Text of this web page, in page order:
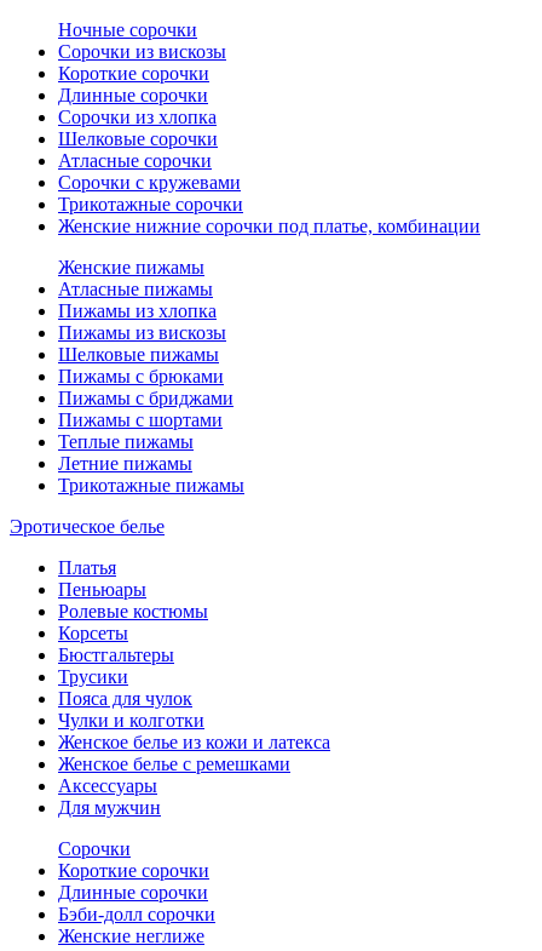
Ночные сорочки
Сорочки из вискозы
Короткие сорочки
Длинные сорочки
Сорочки из хлопка
Шелковые сорочки
Атласные сорочки
Сорочки с кружевами
Трикотажные сорочки
Женские нижние сорочки под платье, комбинации
Женские пижамы
Атласные пижамы
Пижамы из хлопка
Пижамы из вискозы
Шелковые пижамы
Пижамы с брюками
Пижамы с бриджами
Пижамы с шортами
Теплые пижамы
Летние пижамы
Трикотажные пижамы
Эротическое белье
Платья
Пеньюары
Ролевые костюмы
Корсеты
Бюстгальтеры
Трусики
Пояса для чулок
Чулки и колготки
Женское белье из кожи и латекса
Женское белье с ремешками
Аксессуары
Для мужчин
Сорочки
Короткие сорочки
Длинные сорочки
Бэби-долл сорочки
Женские неглиже